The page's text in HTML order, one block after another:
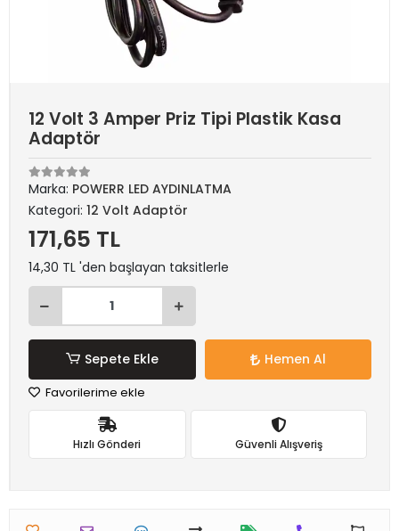
12 Volt 3 Amper Priz Tipi Plastik Kasa
Adaptör
Marka: POWERR LED AYDINLATMA
Kategori: 12 Volt Adaptör
171,65 TL
14,30 TL 'den başlayan taksitlerle
Sepete Ekle Hemen Al
Favorilerime ekle
Hızlı Gönderi Güvenli Alışveriş